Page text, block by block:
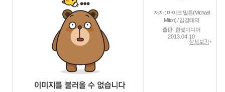
저자 : 마이크 밀튼(Michael
Milton) / 김경태역
출판 : 한빛미디어
2013.04.10